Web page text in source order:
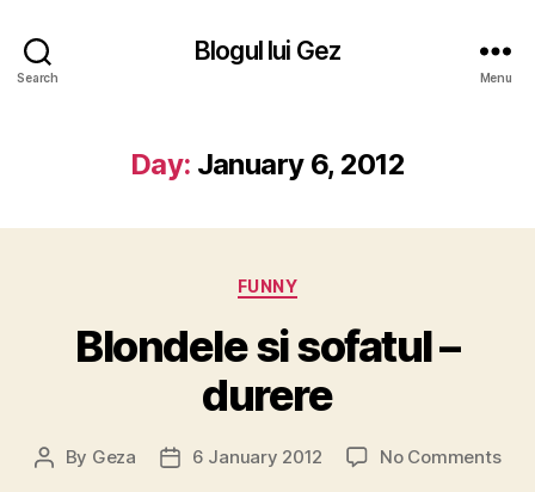
Search
Blogul lui Gez
Menu
Day: January 6, 2012
Categories
FUNNY
Blondele si sofatul –
durere
Post
By Geza
Post6 January 2012 No Commentson